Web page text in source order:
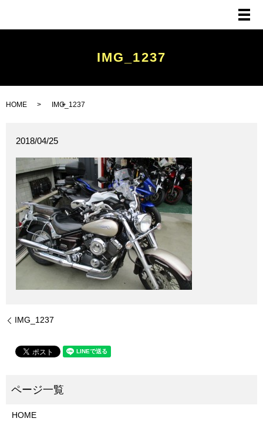
メ
IMG_1237
HOME IMG_1237
2018/04/25
IMG_1237
HOME